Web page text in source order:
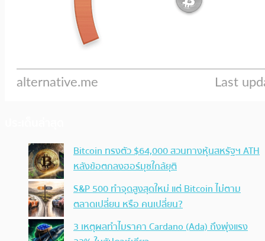
Bitcoin ทรงตัว $64,000 สวนทางหุ้นสหรัฐฯ ATH
หลังข้อตกลงฮอร์มุซใกล้ยุติ
S&P 500 ทำจุดสูงสุดใหม่ แต่ Bitcoin ไม่ตาม
ตลาดเปลี่ยน หรือ คนเปลี่ยน?
3 เหตุผลทำไมราคา Cardano (Ada) ถึงพุ่งแรง